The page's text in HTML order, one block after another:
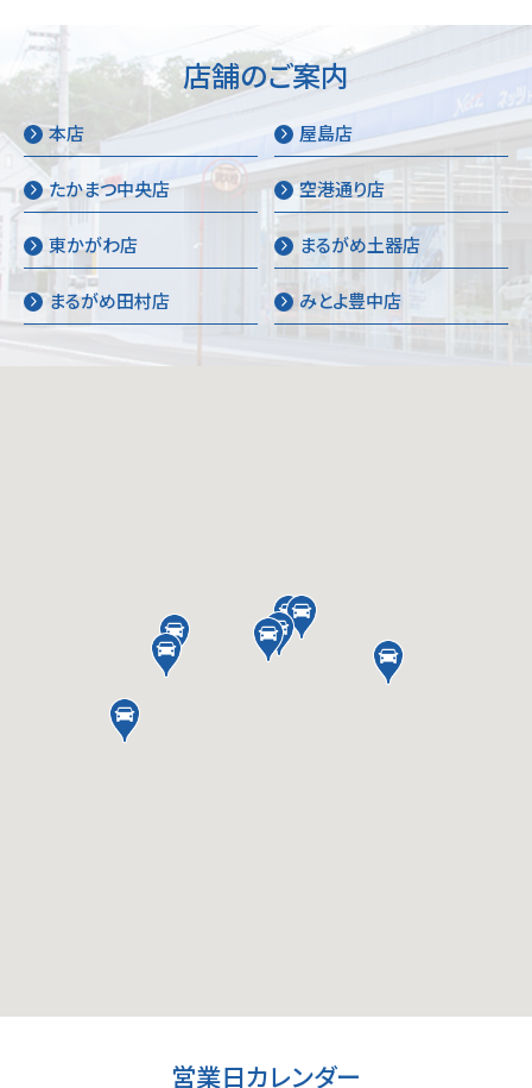
店舗のご案内
本店 屋島店
たかまつ中央店 空港通り店
東かがわ店 まるがめ土器店
まるがめ田村店 みとよ豊中店
営業日カレンダー